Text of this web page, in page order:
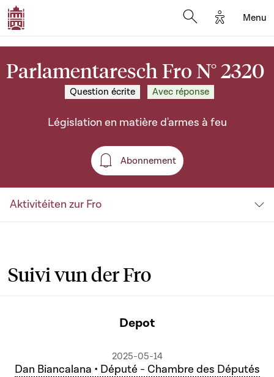
Options
Menu
Parlamentaresch Fro N° 2320
Question écrite Avec réponse
Législation en matière d'armes à feu
Abonnement
Abonnement
Aktivitéiten zur Fro
Suivi vun der Fro
Depot
2025-05-14
Dan Biancalana • Député - Chambre des Députés